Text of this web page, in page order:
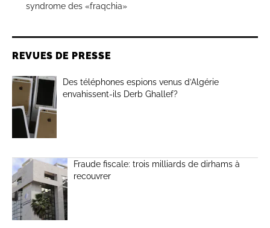
syndrome des «fraqchia»
REVUES DE PRESSE
Des téléphones espions venus d’Algérie
envahissent-ils Derb Ghallef?
Fraude fiscale: trois milliards de dirhams à
recouvrer